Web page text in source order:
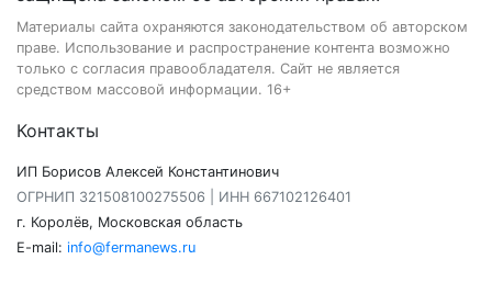
Материалы сайта охраняются законодательством об авторском
праве. Использование и распространение контента возможно
только с согласия правообладателя. Сайт не является
средством массовой информации. 16+
Контакты
ИП Борисов Алексей Константинович
ОГРНИП 321508100275506 | ИНН 667102126401
г. Королёв, Московская область
E-mail: info@fermanews.ru